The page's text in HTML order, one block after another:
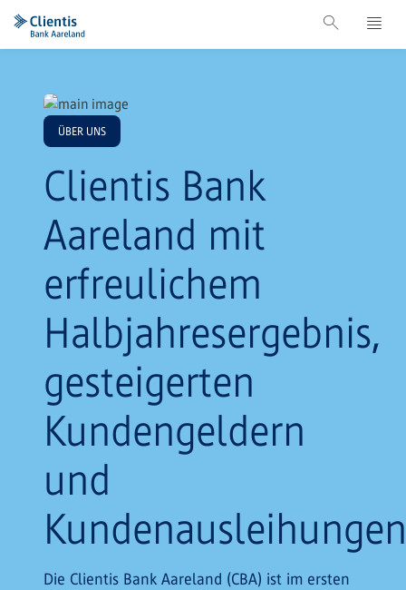
ÜBER UNS
Clientis Bank
Aareland mit
erfreulichem
Halbjahresergebnis,
gesteigerten
Kundengeldern
und
Kundenausleihungen
Die Clientis Bank Aareland (CBA) ist im ersten